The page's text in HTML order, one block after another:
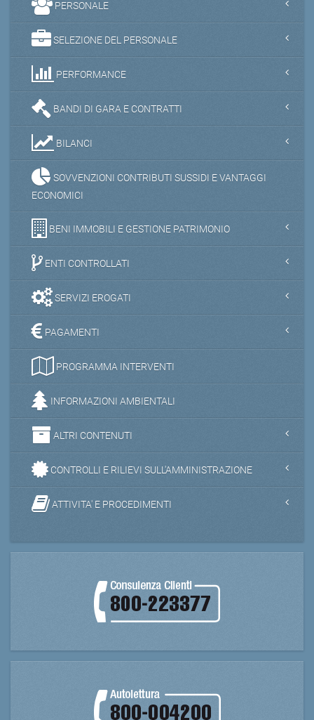
PERSONALE
SELEZIONE DEL PERSONALE
PERFORMANCE
BANDI DI GARA E CONTRATTI
BILANCI
SOVVENZIONI CONTRIBUTI SUSSIDI E VANTAGGI
ECONOMICI
BENI IMMOBILI E GESTIONE PATRIMONIO
ENTI CONTROLLATI
SERVIZI EROGATI
PAGAMENTI
PROGRAMMA INTERVENTI
INFORMAZIONI AMBIENTALI
ALTRI CONTENUTI
CONTROLLI E RILIEVI SULL'AMMINISTRAZIONE
ATTIVITA' E PROCEDIMENTI